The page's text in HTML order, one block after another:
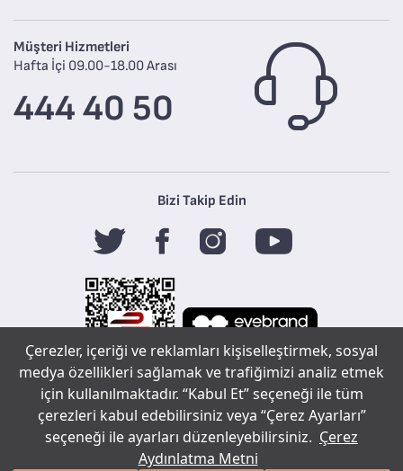
Çerezler, içeriği ve reklamları kişiselleştirmek, sosyal
medya özellikleri sağlamak ve trafiğimizi analiz etmek
için kullanılmaktadır. “Kabul Et” seçeneği ile tüm
çerezleri kabul edebilirsiniz veya “Çerez Ayarları”
seçeneği ile ayarları düzenleyebilirsiniz. Çerez
Aydınlatma Metni
Müşteri Hizmetleri
Hafta İçi 09.00-18.00 Arası
444 40 50
Bizi Takip Edin
Tefal